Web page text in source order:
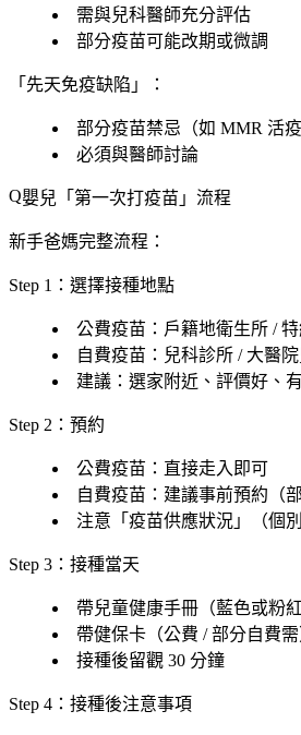
需與兒科醫師充分評估
部分疫苗可能改期或微調
「先天免疫缺陷」：
部分疫苗禁忌 （如 MMR 活疫
必須與醫師討論
嬰兒「 第一次打疫苗 」流程
新手爸媽完整流程：
Step 1：選擇接種地點
公費疫苗 ：戶籍地衛生所 /
自費疫苗 ：兒科診所 / 大醫
建議 ：選家附近、評價好、
Step 2：預約
公費疫苗：直接走入即可
自費疫苗：建議事前預約 （
注意「 疫苗供應狀況 」（個
Step 3：接種當天
帶兒童健康手冊 （藍色或粉
帶健保卡 （公費 / 部分自費需
接種後留觀 30 分鐘
Step 4：接種後注意事項